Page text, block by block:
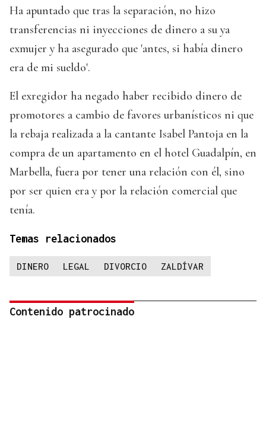
Ha apuntado que tras la separación, no hizo
transferencias ni inyecciones de dinero a su ya
exmujer y ha asegurado que 'antes, si había dinero
era de mi sueldo'.
El exregidor ha negado haber recibido dinero de
promotores a cambio de favores urbanísticos ni que
la rebaja realizada a la cantante Isabel Pantoja en la
compra de un apartamento en el hotel Guadalpín, en
Marbella, fuera por tener una relación con él, sino
por ser quien era y por la relación comercial que
tenía.
Temas relacionados
DINERO LEGAL DIVORCIO ZALDÍVAR
Contenido patrocinado